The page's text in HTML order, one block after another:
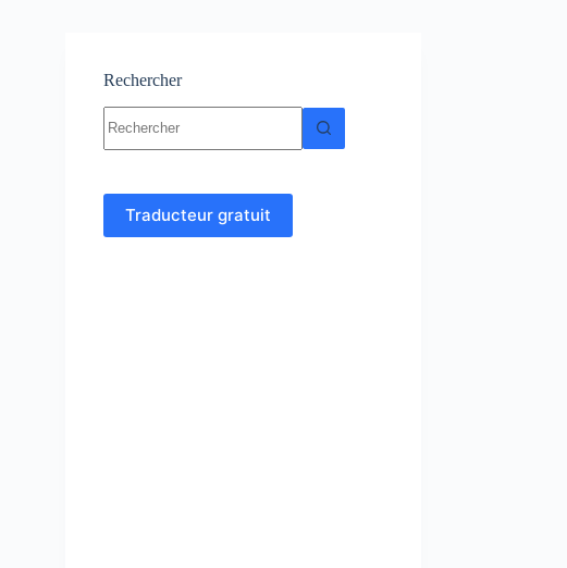
Rechercher
résultat
Traducteur gratuit